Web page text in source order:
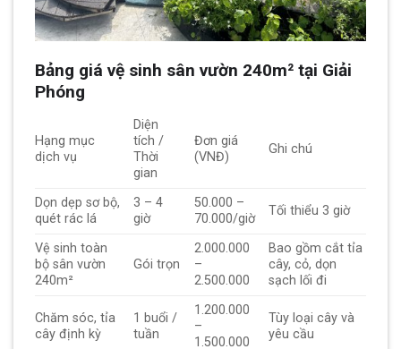
Bảng giá vệ sinh sân vườn 240m² tại Giải
Phóng
Hạng mục
dịch vụ
Diện
tích /
Thời
gian
Đơn giá
(VNĐ)
Ghi chú
Dọn dẹp sơ bộ,
quét rác lá
3 – 4
giờ
50.000 –
70.000/giờ
Tối thiểu 3 giờ
Vệ sinh toàn
bộ sân vườn
240m²
Gói trọn
2.000.000
–
2.500.000
Bao gồm cắt tỉa
cây, cỏ, dọn
sạch lối đi
Chăm sóc, tỉa
cây định kỳ
1 buổi /
tuần
1.200.000
–
1.500.000
Tùy loại cây và
yêu cầu